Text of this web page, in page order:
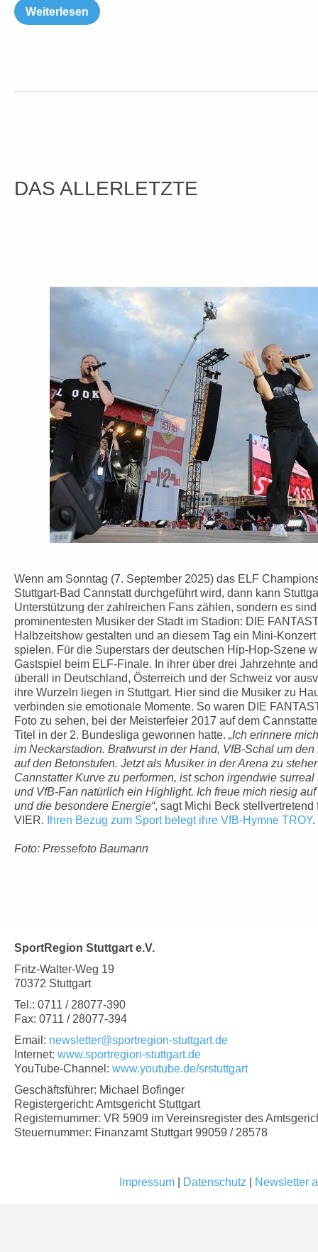
Weiterlesen
DAS ALLERLETZTE
Wenn am Sonntag (7. September 2025) das ELF
Stuttgart-Bad Cannstatt durchgeführt wird, dann kann
Unterstützung der zahlreichen Fans zählen, sondern es
prominentesten Musiker der Stadt im Stadion: DIE
Halbzeitshow gestalten und an diesem Tag ein Mini-
spielen. Für die Superstars der deutschen Hip-Hop-Szene
Gastspiel beim ELF-Finale. In ihrer über drei Jahrzehnte
überall in Deutschland, Österreich und der Schweiz vor
ihre Wurzeln liegen in Stuttgart. Hier sind die Musiker zu
verbinden sie emotionale Momente. So waren DIE
Foto zu sehen, bei der Meisterfeier 2017 auf dem
Titel in der 2. Bundesliga gewonnen hatte. „Ich erinnere
im Neckarstadion. Bratwurst in der Hand, VfB-Schal um
auf den Betonstufen. Jetzt als Musiker in der Arena zu
Cannstatter Kurve zu performen, ist schon irgendwie
und VfB-Fan natürlich ein Highlight. Ich freue mich riesig
und die besondere Energie“, sagt Michi Beck
VIER.
Ihren Bezug zum Sport belegt ihre VfB-Hymne TROY.
Foto: Pressefoto Baumann
SportRegion Stuttgart e.V.
Fritz-Walter-Weg 19
70372 Stuttgart
Tel.: 0711 / 28077-390
Fax: 0711 / 28077-394
Email: newsletter@sportregion-stuttgart.de
Internet: www.sportregion-stuttgart.de
YouTube-Channel: www.youtube.de/srstuttgart
Geschäftsführer: Michael Bofinger
Registergericht: Amtsgericht Stuttgart
Registernummer: VR 5909 im Vereinsregister des
Steuernummer: Finanzamt Stuttgart 99059 / 28578
Impressum Datenschutz Newsletter